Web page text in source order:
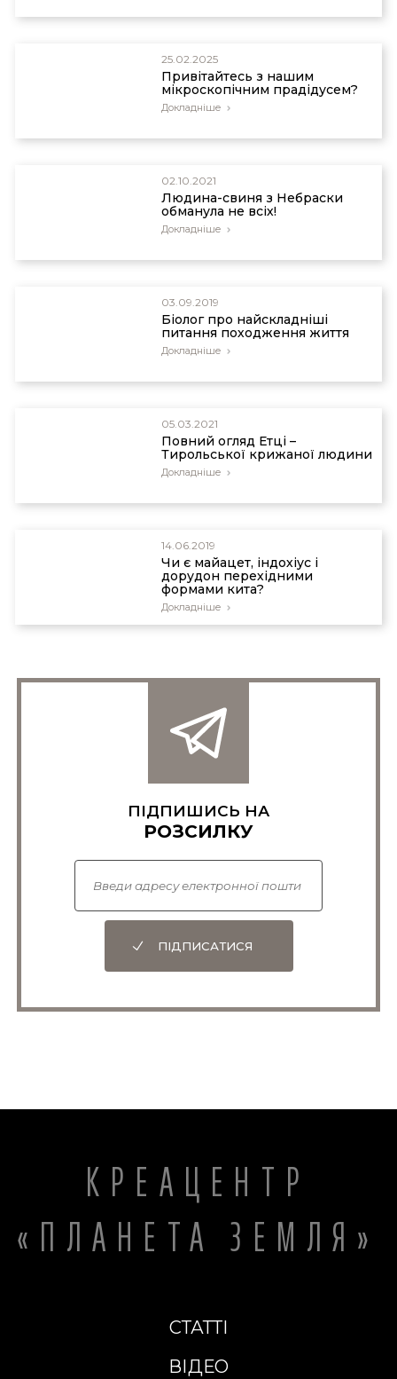
25.02.2025
Привітайтесь з нашим
мікроскопічним прадідусем?
Докладніше
02.10.2021
Людина-свиня з Небраски
обманула не всіх!
Докладніше
03.09.2019
Біолог про найскладніші
питання походження життя
Докладніше
05.03.2021
Повний огляд Етці –
Тирольської крижаної людини
Докладніше
14.06.2019
Чи є майацет, індохіус і
дорудон перехідними
формами кита?
Докладніше
ПІДПИШИСЬ НА
РОЗСИЛКУ
ПІДПИСАТИСЯ
КРЕАЦЕНТР
«ПЛАНЕТА ЗЕМЛЯ»
СТАТТІ
ВІДЕО